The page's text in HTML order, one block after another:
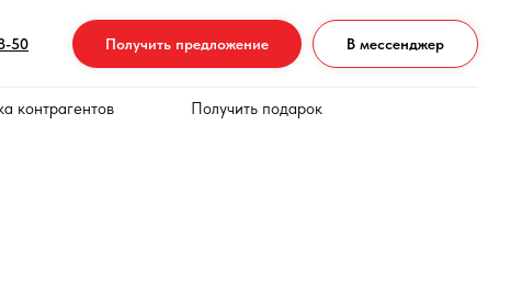
50 Получить предложение В мессенджер
контрагентов
Получить подарок